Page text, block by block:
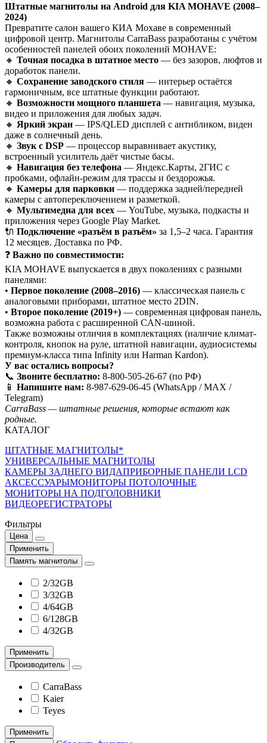
Штатные магнитолы на Android для KIA MOHAVE (2008–
2024)
Превратите салон вашего КИА Мохаве в современный
цифровой центр. Магнитолы CarraBass разработаны с учётом
особенностей панелей обоих поколений MOHAVE:
🔸 Точная посадка в штатное место — без зазоров, люфтов и
доработок панели.
🔸 Сохранение заводского стиля — интерьер остаётся
гармоничным, все штатные функции работают.
🔸 Возможности мощного планшета — навигация, музыка,
видео и приложения для любых задач.
🔸 Яркий экран — IPS/QLED дисплей с антибликом, виден
даже в солнечный день.
🔸 Звук с DSP — процессор выравнивает акустику,
встроенный усилитель даёт чистые басы.
🔸 Навигация без телефона — Яндекс.Карты, 2ГИС с
пробками, офлайн-режим для трассы и бездорожья.
🔸 Камеры для парковки — поддержка задней/передней
камеры с автопереключением и разметкой.
🔸 Мультимедиа для всех — YouTube, музыка, подкасты и
приложения через Google Play Market.
🔌 Подключение «разъём в разъём» за 1,5–2 часа. Гарантия
12 месяцев. Доставка по РФ.
❓ Важно по совместимости:
KIA MOHAVE выпускается в двух поколениях с разными
панелями:
• Первое поколение (2008–2016) — классическая панель с
аналоговыми приборами, штатное место 2DIN.
• Второе поколение (2019+) — современная цифровая панель,
возможна работа с расширенной CAN-шиной.
Также возможны отличия в комплектациях (наличие климат-
контроля, кнопок на руле, штатной навигации, аудиосистемы
премиум-класса типа Infinity или Harman Kardon).
У вас остались вопросы?
📞 Звоните бесплатно: 8-800-505-26-67 (по РФ)
📱 Напишите нам: 8-987-629-06-45 (WhatsApp / MAX /
Telegram)
CarraBass — штатные решения, которые встают как
родные.
КАТАЛОГ
ШТАТНЫЕ МАГНИТОЛЫ*
УНИВЕРСАЛЬНЫЕ МАГНИТОЛЫ
КАМЕРЫ ЗАДНЕГО ВИДАПРИБОРНЫЕ ПАНЕЛИ LCD
АКСЕССУАРЫМОНИТОРЫ ПОТОЛОЧНЫЕ
МОНИТОРЫ НА ПОДГОЛОВНИКИ
ВИДЕОРЕГИСТРАТОРЫ
Фильтры
Цена
Применить
Память магнитолы
2/32GB
3/32GB
4/64GB
6/128GB
4/32GB
Применить
Производитель
CarraBass
Kaier
Teyes
Применить